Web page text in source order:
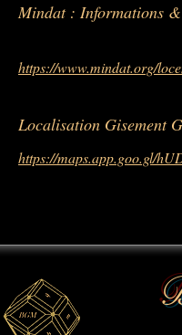
Mindat : Informations
https://www.mindat.org/
Localisation Gisement
https://maps.app.goo.gl/